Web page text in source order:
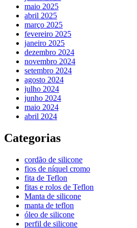
maio 2025
abril 2025
março 2025
fevereiro 2025
janeiro 2025
dezembro 2024
novembro 2024
setembro 2024
agosto 2024
julho 2024
junho 2024
maio 2024
abril 2024
Categorias
cordão de silicone
fios de níquel cromo
fita de Teflon
fitas e rolos de Teflon
Manta de silicone
manta de teflon
óleo de silicone
perfil de silicone